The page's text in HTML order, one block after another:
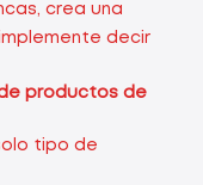
crea una
decir
productos de
tipo de